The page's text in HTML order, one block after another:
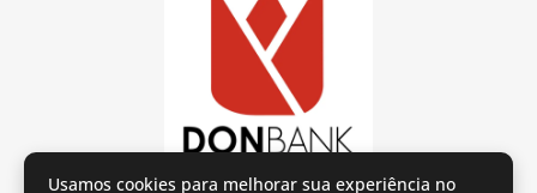
Usamos cookies para melhorar sua experiência no